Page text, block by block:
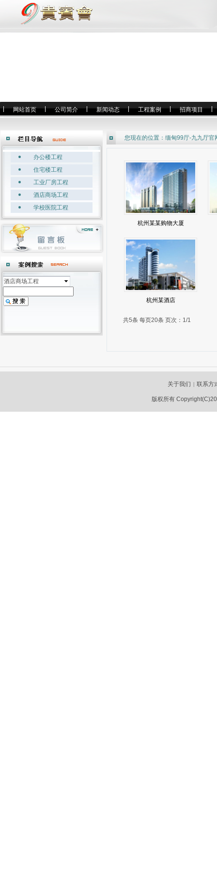
网站首页 公司简介 新闻动态 工程案例 招商项目
办公楼工程
住宅楼工程
工业厂房工程
酒店商场工程
学校医院工程
酒店商场工程
您现在的位置： 缅甸99厅-九九厅官
杭州某某购物大厦
杭州某酒店
共5条 每页20条 页次：1/1
关于我们 | 联系方
版权所有